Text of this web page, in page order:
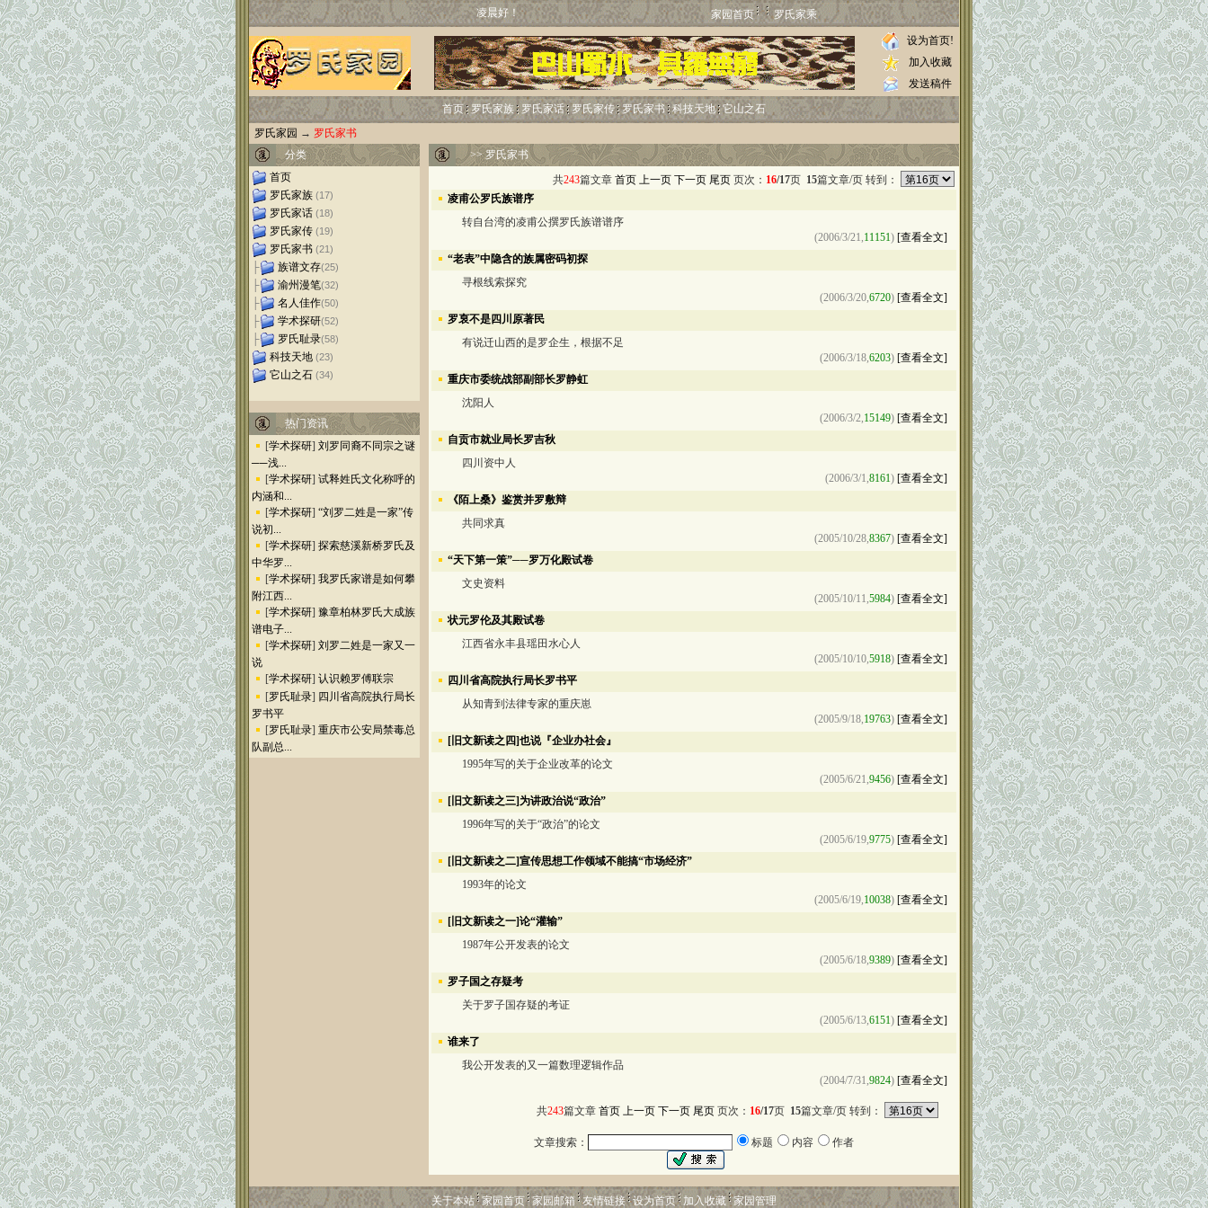
凌晨好！ 家园首页 罗氏家乘
设为首页!
加入收藏
发送稿件
首页 罗氏家族 罗氏家话 罗氏家传 罗氏家书 科技天地 它山之石
罗氏家园 → 罗氏家书
分类
首页
罗氏家族 (17)
罗氏家话 (18)
罗氏家传 (19)
罗氏家书 (21)
├ 族谱文存(25)
├ 渝州漫笔(32)
├ 名人佳作(50)
├ 学术探研(52)
├ 罗氏耻录(58)
科技天地 (23)
它山之石 (34)
热门资讯
[学术探研] 刘罗同裔不同宗之谜
──浅...
[学术探研] 试释姓氏文化称呼的
内涵和...
[学术探研] “刘罗二姓是一家”传
说初...
[学术探研] 探索慈溪新桥罗氏及
中华罗...
[学术探研] 我罗氏家谱是如何攀
附江西...
[学术探研] 豫章柏林罗氏大成族
谱电子...
[学术探研] 刘罗二姓是一家又一
说
[学术探研] 认识赖罗傅联宗
[罗氏耻录] 四川省高院执行局长
罗书平
[罗氏耻录] 重庆市公安局禁毒总
队副总...
>>罗氏家书
共243篇文章 首页 上一页 下一页 尾页 页次： 16/17页 15篇文章/页 转到：
凌甫公罗氏族谱序
转自台湾的凌甫公撰罗氏族谱谱序
(2006/3/21,11151) [查看全文]
“老表”中隐含的族属密码初探
寻根线索探究
(2006/3/20,6720) [查看全文]
罗裒不是四川原著民
有说迁山西的是罗企生，根据不足
(2006/3/18,6203) [查看全文]
重庆市委统战部副部长罗静虹
沈阳人
(2006/3/2,15149) [查看全文]
自贡市就业局长罗吉秋
四川资中人
(2006/3/1,8161) [查看全文]
《陌上桑》鉴赏并罗敷辩
共同求真
(2005/10/28,8367) [查看全文]
“天下第一策”──罗万化殿试卷
文史资料
(2005/10/11,5984) [查看全文]
状元罗伦及其殿试卷
江西省永丰县瑶田水心人
(2005/10/10,5918) [查看全文]
四川省高院执行局长罗书平
从知青到法律专家的重庆崽
(2005/9/18,19763) [查看全文]
[旧文新读之四]也说『企业办社会』
1995年写的关于企业改革的论文
(2005/6/21,9456) [查看全文]
[旧文新读之三]为讲政治说“政治”
1996年写的关于“政治”的论文
(2005/6/19,9775) [查看全文]
[旧文新读之二]宣传思想工作领域不能搞“市场经济”
1993年的论文
(2005/6/19,10038) [查看全文]
[旧文新读之一]论“灌输”
1987年公开发表的论文
(2005/6/18,9389) [查看全文]
罗子国之存疑考
关于罗子国存疑的考证
(2005/6/13,6151) [查看全文]
谁来了
我公开发表的又一篇数理逻辑作品
(2004/7/31,9824) [查看全文]
共243篇文章 首页 上一页 下一页 尾页 页次： 16/17页 15篇文章/页 转到：
文章搜索： 标题 内容 作者
关于本站 家园首页 家园邮箱 友情链接 设为首页 加入收藏 家园管理